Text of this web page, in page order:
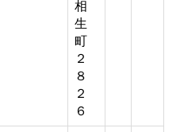
相
生
町
２
８
２
６